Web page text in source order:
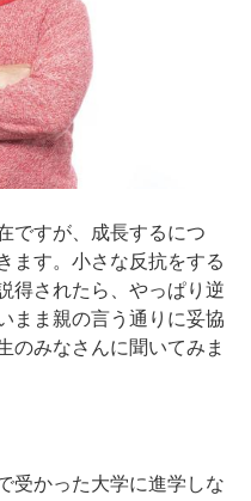
ですが、成長するにつ
ます。小さな反抗をする
得されたら、やっぱり逆
ま親の言う通りに妥協
みなさんに聞いてみま
受かった大学に進学しな